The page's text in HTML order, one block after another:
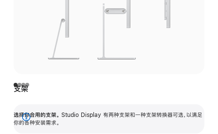
支架
选择你合用的支架。 Studio Display 有两种支架和一种支架转换器可选，以满足
你的各种安装需求。
展